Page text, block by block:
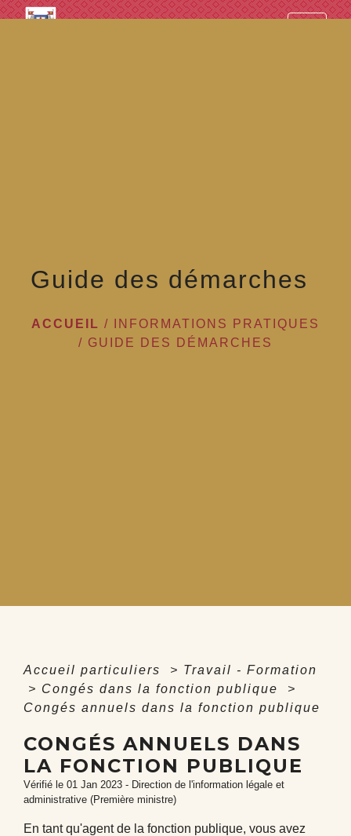
googled7e4d5fb082cc1df.html
Guide des démarches
ACCUEIL /
INFORMATIONS PRATIQUES
/ GUIDE DES DÉMARCHES
Accueil particuliers > Travail - Formation
> Congés dans la fonction publique
>
Congés annuels dans la fonction publique
CONGÉS ANNUELS DANS
LA FONCTION PUBLIQUE
Vérifié le 01 Jan 2023 - Direction de l'information légale et
administrative (Première ministre)
En tant qu'agent de la fonction publique, vous avez